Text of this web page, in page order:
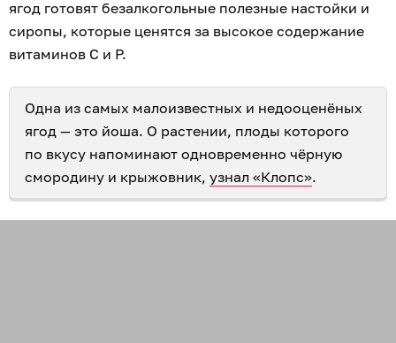
ягод готовят безалкогольные полезные настойки и
сиропы, которые ценятся за высокое содержание
витаминов C и P.
Одна из самых малоизвестных и недооценёных
ягод — это йоша. О растении, плоды которого
по вкусу напоминают одновременно чёрную
смородину и крыжовник, узнал «Клопс».